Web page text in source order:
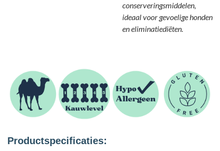
conserveringsmiddelen,
ideaal voor gevoelige honden
en eliminatiediëten.
Productspecificaties: